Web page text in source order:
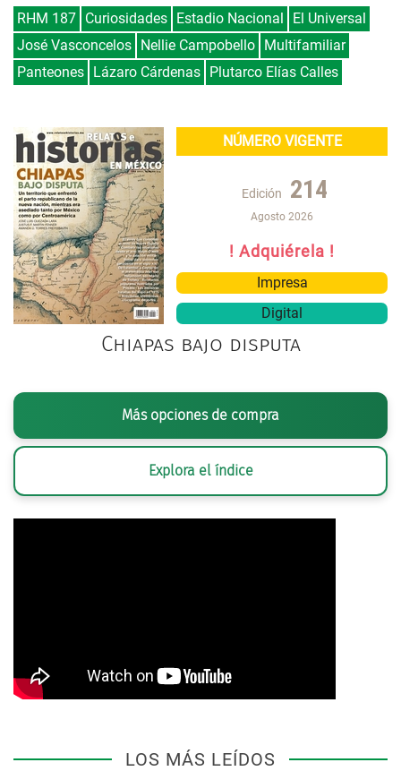
RHM 187 Curiosidades Estadio Nacional
El Universal
José Vasconcelos Nellie Campobello Multifamiliar
Panteones Lázaro Cárdenas Plutarco Elías Calles
NÚMERO VIGENTE
Edición 214
Agosto 2026
! Adquiérela !
Impresa
Digital
Chiapas bajo disputa
Más opciones de compra
Explora el índice
LOS MÁS LEÍDOS